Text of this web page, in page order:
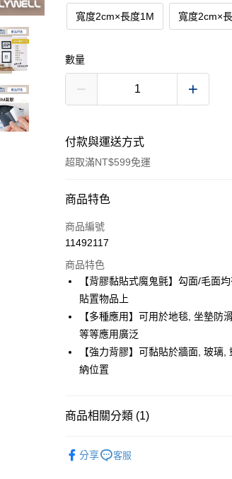
寬度2cm×長度1M 寬度2cm×
數量
付款與運送方式
超取滿NT$599免運
付款方式
信用卡一次付款
LINE Pay
Apple Pay
街口支付
悠遊付
全家取貨付款
商品特色
商品編號
11492117
商品特色
【背膠黏貼式魔鬼氈】勾面/毛面
貼置物品上
【多種應用】可用於地毯, 坐墊防
等等應用廣泛
【強力背膠】可黏貼於牆面, 玻璃
納位置
商品相關分類 (1)
分享
客服